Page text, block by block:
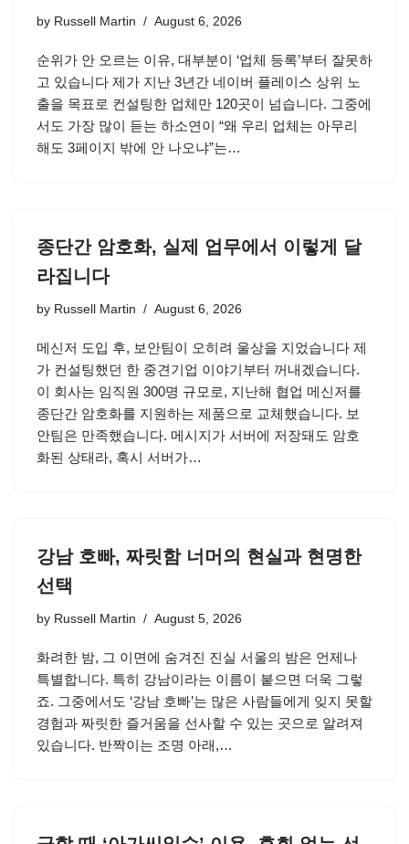
by Russell Martin August 6, 2026
순위가 안 오르는 이유, 대부분이 ‘업체 등록’부터 잘못하
고 있습니다 제가 지난 3년간 네이버 플레이스 상위 노
출을 목표로 컨설팅한 업체만 120곳이 넘습니다. 그중에
서도 가장 많이 듣는 하소연이 “왜 우리 업체는 아무리
해도 3페이지 밖에 안 나오냐”는…
종단간 암호화, 실제 업무에서 이렇게 달
라집니다
by Russell Martin August 6, 2026
메신저 도입 후, 보안팀이 오히려 울상을 지었습니다 제
가 컨설팅했던 한 중견기업 이야기부터 꺼내겠습니다.
이 회사는 임직원 300명 규모로, 지난해 협업 메신저를
종단간 암호화를 지원하는 제품으로 교체했습니다. 보
안팀은 만족했습니다. 메시지가 서버에 저장돼도 암호
화된 상태라, 혹시 서버가…
강남 호빠, 짜릿함 너머의 현실과 현명한
선택
by Russell Martin August 5, 2026
화려한 밤, 그 이면에 숨겨진 진실 서울의 밤은 언제나
특별합니다. 특히 강남이라는 이름이 붙으면 더욱 그렇
죠. 그중에서도 ‘강남 호빠’는 많은 사람들에게 잊지 못할
경험과 짜릿한 즐거움을 선사할 수 있는 곳으로 알려져
있습니다. 반짝이는 조명 아래,…